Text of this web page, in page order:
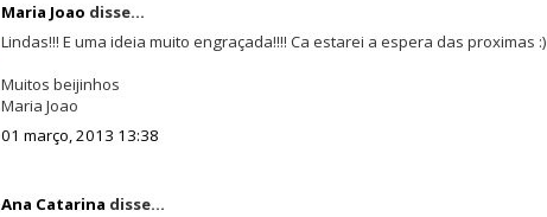
Maria Joao disse...
Lindas!!! E uma ideia muito engraçada!!!! Ca estarei a espera das proximas :)
Muitos beijinhos
Maria Joao
01 março, 2013 13:38
Ana Catarina disse...